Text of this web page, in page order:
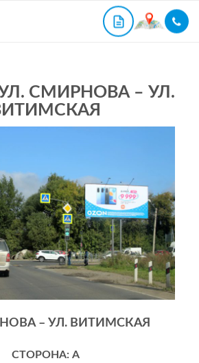
СМИРНОВА – УЛ.
– УЛ. ВИТИМСКАЯ
СТОРОНА: А